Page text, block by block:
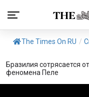
The Times On RU /
Бразилия сотрясается
феномена Пеле